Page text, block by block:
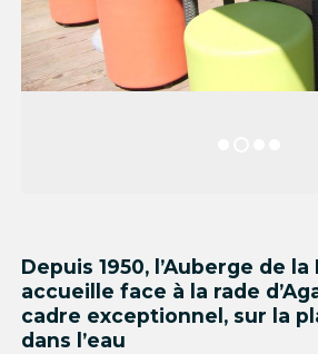
Depuis 1950, l’Auberge de la
accueille face à la rade
cadre exceptionnel, sur la
dans l’eau